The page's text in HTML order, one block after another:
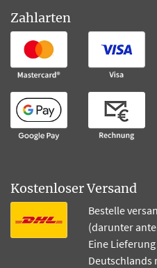
Zahlarten
Kostenloser Versand
Bestelle
(darunter
Eine
Deutschlands